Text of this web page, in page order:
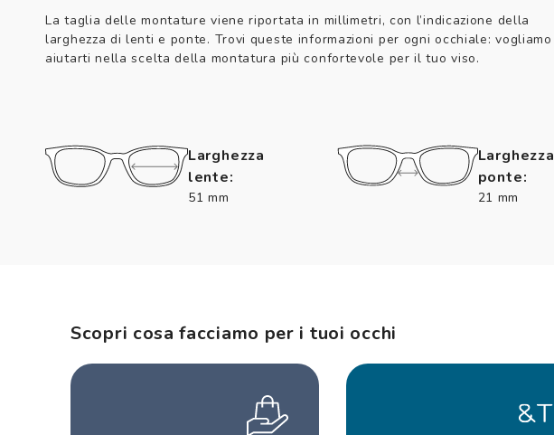
La taglia delle montature viene riportata in millimetri, con l’indicazione della
larghezza di lenti e ponte. Trovi queste informazioni per ogni occhiale: vogliamo
aiutarti nella scelta della montatura più confortevole per il tuo viso.
Larghezza
lente:
51 mm
Larghezza
ponte:
21 mm
Scopri cosa facciamo per i tuoi occhi